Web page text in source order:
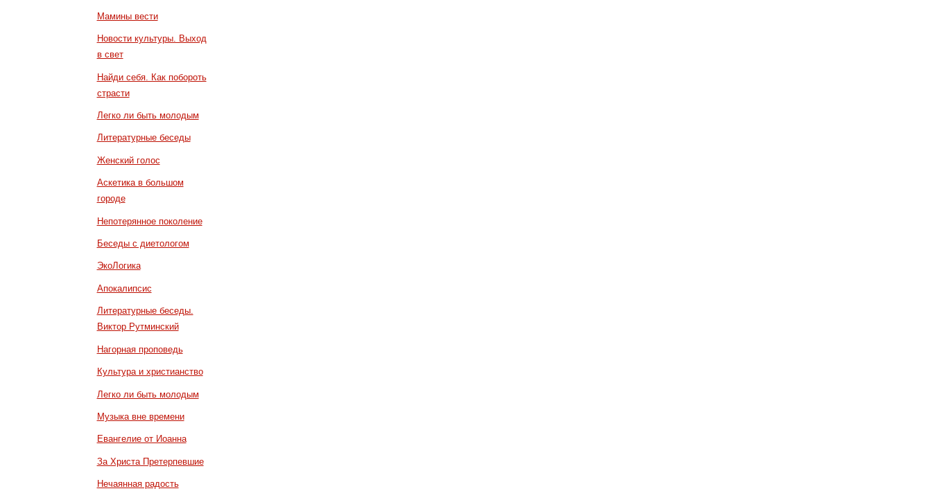
Мамины вести
Новости культуры. Выход
в свет
Найди себя. Как побороть
страсти
Легко ли быть молодым
Литературные беседы
Женский голос
Аскетика в большом
городе
Непотерянное поколение
Беседы с диетологом
ЭкоЛогика
Апокалипсис
Литературные беседы.
Виктор Рутминский
Нагорная проповедь
Культура и христианство
Легко ли быть молодым
Музыка вне времени
Евангелие от Иоанна
За Христа Претерпевшие
Нечаянная радость